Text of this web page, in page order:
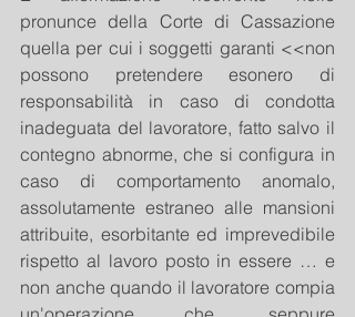
pronunce della Corte di Cassazione
quella per cui i soggetti garanti <<non
possono pretendere esonero di
responsabilità in caso di condotta
inadeguata del lavoratore, fatto salvo il
contegno abnorme, che si configura in
caso di comportamento anomalo,
assolutamente estraneo alle mansioni
attribuite, esorbitante ed imprevedibile
rispetto al lavoro posto in essere … e
non anche quando il lavoratore compia